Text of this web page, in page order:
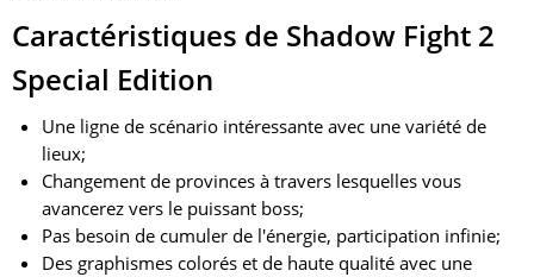
Caractéristiques de Shadow Fight 2
Special Edition
Une ligne de scénario intéressante avec une variété de
lieux;
Changement de provinces à travers lesquelles vous
avancerez vers le puissant boss;
Pas besoin de cumuler de l'énergie, participation infinie;
Des graphismes colorés et de haute qualité avec une